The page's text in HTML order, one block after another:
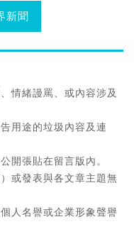
新聞
情緒謾罵、或內容涉及
用途的垃圾內容及連
開張貼在留言版內。
或發表與各文章主題無
人名譽或企業形象聲譽